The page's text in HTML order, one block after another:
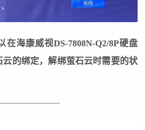
在海康威视DS-7808N-Q2/8P硬盘
云的绑定，解绑萤石云时需要的状